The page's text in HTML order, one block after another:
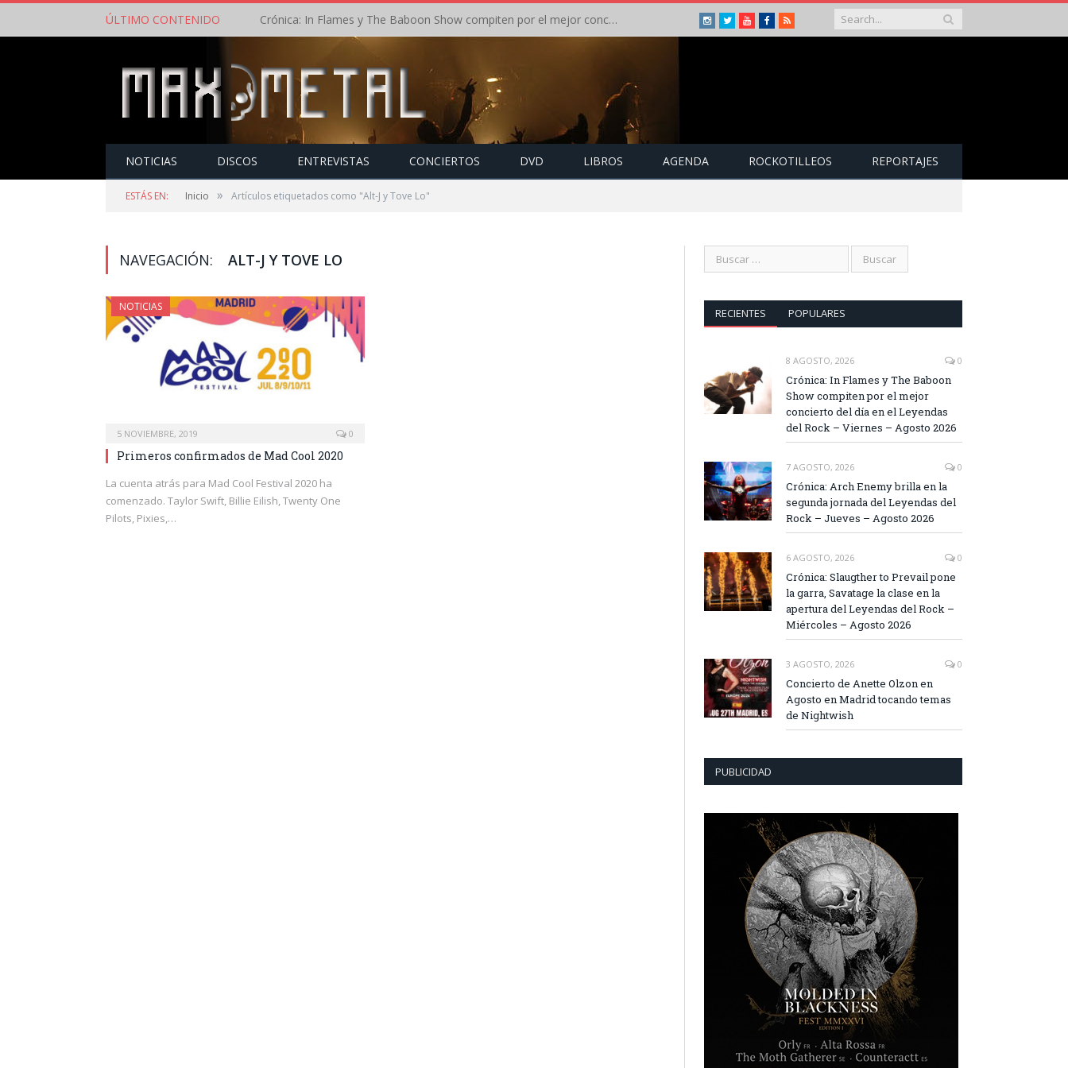
ÚLTIMO CONTENIDO Crónica: In Flames y The Baboon Show compiten por el mejor concierto del día en el Leyendas del Rock – Viernes – Agosto 2026 Instagram
TwitterYoutubeFacebook
RSS
NOTICIAS DISCOS ENTREVISTAS CONCIERTOS DVD LIBROS AGENDA ROCKOTILLEOS REPORTAJES
ESTÁS EN: Inicio » Artículos etiquetados como "Alt-J y Tove Lo"
NAVEGACIÓN: ALT-J Y TOVE LO
NOTICIAS
5 NOVIEMBRE, 2019 0
Primeros confirmados de Mad Cool 2020
La cuenta atrás para Mad Cool Festival 2020 ha
comenzado. Taylor Swift, Billie Eilish, Twenty One
Pilots, Pixies,…
RECIENTES POPULARES
8 AGOSTO, 2026 0
Crónica: In Flames y The Baboon
Show compiten por el mejor
concierto del día en el Leyendas
del Rock – Viernes – Agosto 2026
7 AGOSTO, 2026 0
Crónica: Arch Enemy brilla en la
segunda jornada del Leyendas del
Rock – Jueves – Agosto 2026
6 AGOSTO, 2026 0
Crónica: Slaugther to Prevail pone
la garra, Savatage la clase en la
apertura del Leyendas del Rock –
Miércoles – Agosto 2026
3 AGOSTO, 2026 0
Concierto de Anette Olzon en
Agosto en Madrid tocando temas
de Nightwish
PUBLICIDAD